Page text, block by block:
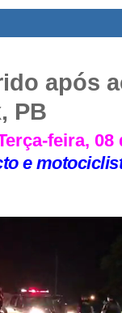
após
PB
feira, 08
e